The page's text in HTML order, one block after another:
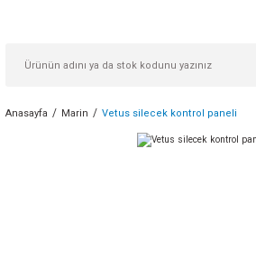
Anasayfa Marin Vetus silecek kontrol paneli